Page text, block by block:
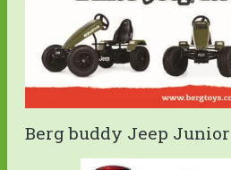
Berg buddy Jeep Junior